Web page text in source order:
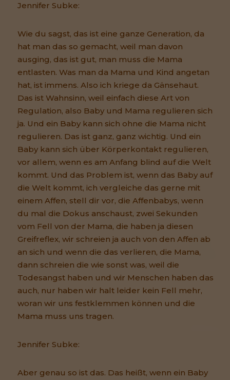
Jennifer Subke:
Wie du sagst, das ist eine ganze Generation, da
hat man das so gemacht, weil man davon
ausging, das ist gut, man muss die Mama
entlasten. Was man da Mama und Kind angetan
hat, ist immens. Also ich kriege da Gänsehaut.
Das ist Wahnsinn, weil einfach diese Art von
Regulation, also Baby und Mama regulieren sich
ja. Und ein Baby kann sich ohne die Mama nicht
regulieren. Das ist ganz, ganz wichtig. Und ein
Baby kann sich über Körperkontakt regulieren,
vor allem, wenn es am Anfang blind auf die Welt
kommt. Und das Problem ist, wenn das Baby auf
die Welt kommt, ich vergleiche das gerne mit
einem Affen, stell dir vor, die Affenbabys, wenn
du mal die Dokus anschaust, zwei Sekunden
vom Fell von der Mama, die haben ja diesen
Greifreflex, wir schreien ja auch von den Affen ab
an sich und wenn die das verlieren, die Mama,
dann schreien die wie sonst was, weil die
Todesangst haben und wir Menschen haben das
auch, nur haben wir halt leider kein Fell mehr,
woran wir uns festklemmen können und die
Mama muss uns tragen.
Jennifer Subke:
Aber genau so ist das. Das heißt, wenn ein Baby